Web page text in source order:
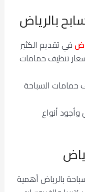
بالرياض
في تقديم الكثير
تنظيف حمامات
حمامات السباحة
أنواع
بالرياض أهمية